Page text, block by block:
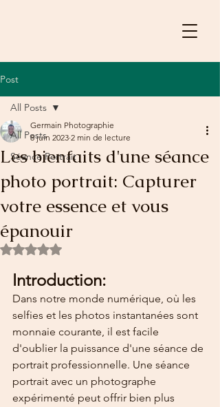
Post
All Posts
Séance Portrait
All Posts
Les bienfaits d'une séance
photo portrait: Capturer
votre essence et vous
épanouir
Germain Photographie
8 juin 2023 2 min de lecture
Noté NaN étoiles sur 5.
Introduction:
Dans notre monde numérique, où les
selfies et les photos instantanées sont
monnaie courante, il est facile
d'oublier la puissance d'une séance de
portrait professionnelle. Une séance
portrait avec un photographe
expérimenté peut offrir bien plus